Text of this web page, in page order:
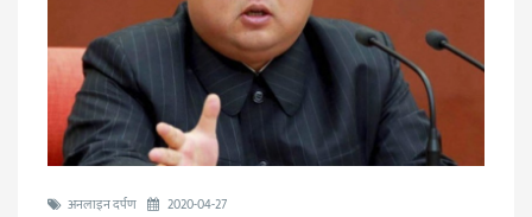
अनलाइन दर्पण 2020-04-27